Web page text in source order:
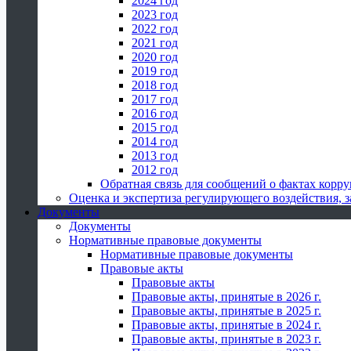
2023 год
2022 год
2021 год
2020 год
2019 год
2018 год
2017 год
2016 год
2015 год
2014 год
2013 год
2012 год
Обратная связь для сообщений о фактах
Оценка и экспертиза регулирующего
Документы
Документы
Нормативные правовые документы
Нормативные правовые документы
Правовые акты
Правовые акты
Правовые акты, принятые в 2026 г.
Правовые акты, принятые в 2025 г.
Правовые акты, принятые в 2024 г.
Правовые акты, принятые в 2023 г.